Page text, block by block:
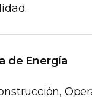
de Energía